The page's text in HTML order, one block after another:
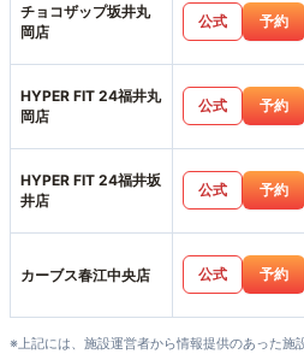
チョコザップ坂井丸
岡店
公式 予約
HYPER FIT 24福井丸
岡店
公式 予約
HYPER FIT 24福井坂
井店
公式 予約
カーブス春江中央店 公式 予約
※上記には、施設運営者から情報提供のあった施